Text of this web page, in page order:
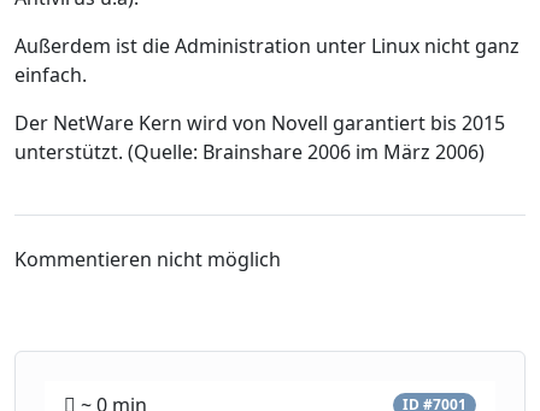
Außerdem ist die Administration unter Linux nicht ganz
einfach.
Der NetWare Kern wird von Novell garantiert bis 2015
unterstützt. (Quelle: Brainshare 2006 im März 2006)
Kommentieren nicht möglich
~ 0 min ID #7001